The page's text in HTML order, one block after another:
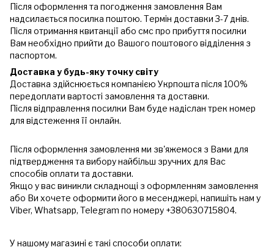
Після оформлення та погодження замовлення Вам
надсилається посилка поштою. Термін доставки 3-7 днів.
Після отримання квитанції або смс про прибуття посилки
Вам необхідно прийти до Вашого поштового відділення з
паспортом.
Доставка у будь-яку точку світу
Доставка здійснюється компанією Укрпошта після 100%
передоплати вартості замовлення та доставки.
Після відправлення посилки Вам буде надіслан трек номер
для відстеження її онлайн.
Після оформлення замовлення ми зв'яжемося з Вами для
підтвердження та вибору найбільш зручних для Вас
способів оплати та доставки.
Якщо у вас виникли складнощі з оформленням замовлення
або Ви хочете оформити його в месенджері, напишіть нам у
Viber, Whatsapp, Telegram по номеру +380630715804.
У нашому магазині є такі способи оплати: